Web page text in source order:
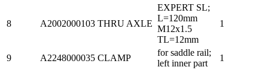
8 A2002000103 THRU AXLE
EXPERT SL;
L=120mm
M12x1.5
TL=12mm
1
9 A2248000035 CLAMP
for saddle rail;
left inner part
1